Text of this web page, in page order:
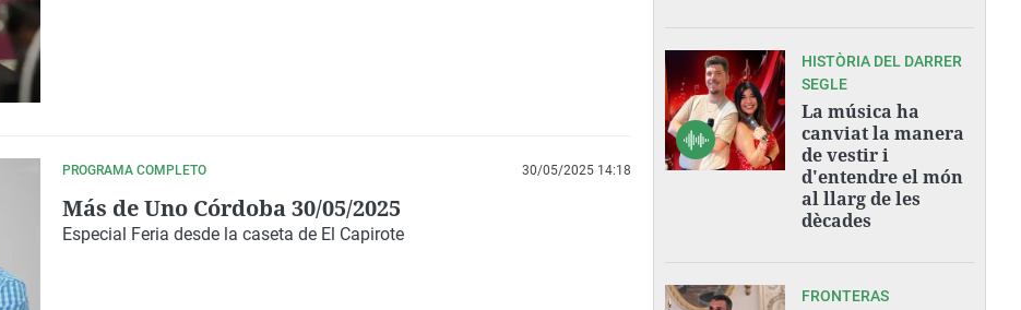
PROGRAMA COMPLETO 30/05/2025 14:18
Más de Uno Córdoba 30/05/2025
Especial Feria desde la caseta de El Capirote
HISTÒRIA DEL DARRER
SEGLE
La música ha
canviat la manera
de vestir i
d'entendre el món
al llarg de les
dècades
FRONTERAS